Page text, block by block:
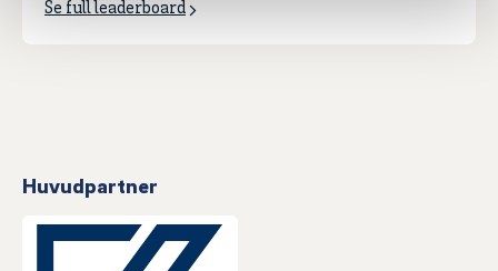
Se full leaderboard
Huvudpartner